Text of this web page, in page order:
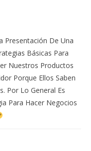
Presentación De Una
Básicas Para
Nuestros Productos
Porque Ellos Saben
Por Lo General Es
Para Hacer Negocios